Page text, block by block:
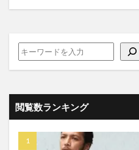
閲覧数ランキング